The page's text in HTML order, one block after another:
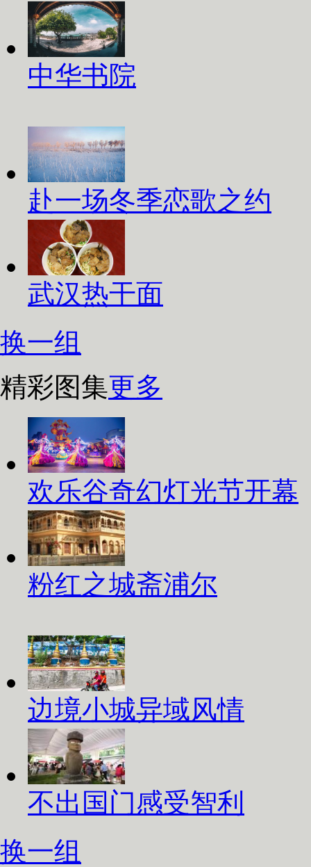
中华书院
赴一场冬季恋歌之约
武汉热干面
换一组
精彩图集更多
欢乐谷奇幻灯光节开幕
粉红之城斋浦尔
边境小城异域风情
不出国门感受智利
换一组